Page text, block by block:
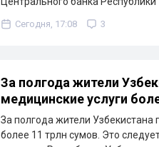
Сегодня, 17:08 3
За полгода жители
медицинские услуги
За полгода жители Узбекистана
более 11 трлн сумов. Это